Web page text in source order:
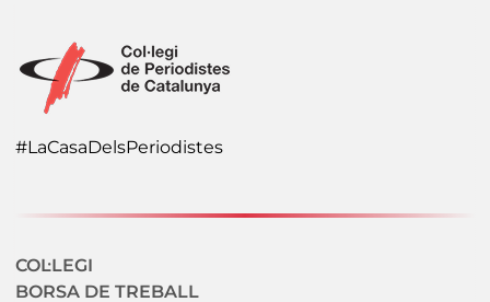
#LaCasaDelsPeriodistes
Navegació secundaria
COL·LEGI
BORSA DE TREBALL